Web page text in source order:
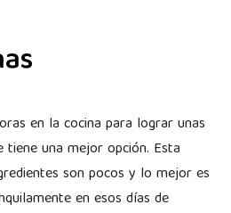
en la cocina para lograr unas
tiene una mejor opción. Esta
son pocos y lo mejor es
en esos días de